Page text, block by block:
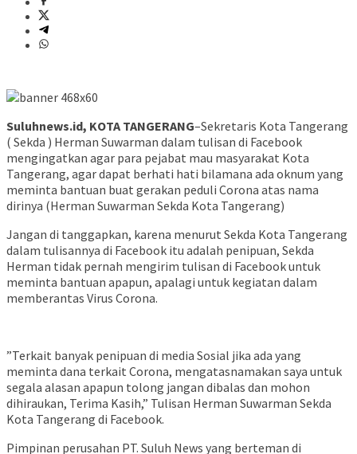
Suluhnews.id, KOTA TANGERANG–Sekretaris Kota Tangerang
( Sekda ) Herman Suwarman dalam tulisan di Facebook
mengingatkan agar para pejabat mau masyarakat Kota
Tangerang, agar dapat berhati hati bilamana ada oknum yang
meminta bantuan buat gerakan peduli Corona atas nama
dirinya (Herman Suwarman Sekda Kota Tangerang)
Jangan di tanggapkan, karena menurut Sekda Kota Tangerang
dalam tulisannya di Facebook itu adalah penipuan, Sekda
Herman tidak pernah mengirim tulisan di Facebook untuk
meminta bantuan apapun, apalagi untuk kegiatan dalam
memberantas Virus Corona.
”Terkait banyak penipuan di media Sosial jika ada yang
meminta dana terkait Corona, mengatasnamakan saya untuk
segala alasan apapun tolong jangan dibalas dan mohon
dihiraukan, Terima Kasih,” Tulisan Herman Suwarman Sekda
Kota Tangerang di Facebook.
Pimpinan perusahan PT. Suluh News yang berteman di